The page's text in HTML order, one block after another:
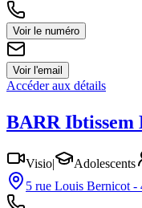
Voir le numéro
Voir l'email
Accéder aux détails
BARR Ibtissem
Visio Adolescents
5 rue Louis Bernicot